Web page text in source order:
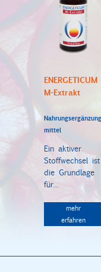
ENERGETICUM
M-Extrakt
mittel
Ein aktiver
Stoffwechsel ist
die Grundlage
für...
mehr
erfahren